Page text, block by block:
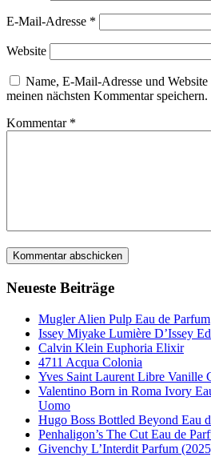
E-Mail-Adresse *
Website
Name, E-Mail-Adresse und
meinen nächsten Kommentar speichern.
Kommentar *
Neueste Beiträge
Mugler Alien Pulp Eau de Parfum
Issey Miyake Lumière D’Issey
Calvin Klein Euphoria Elixir
4711 Acqua Colonia
Yves Saint Laurent Libre Vanille
Valentino Born in Roma Ivory
Uomo
Hugo Boss Bottled Beyond Eau
Penhaligon’s The Cut Eau de
Givenchy L’Interdit Parfum